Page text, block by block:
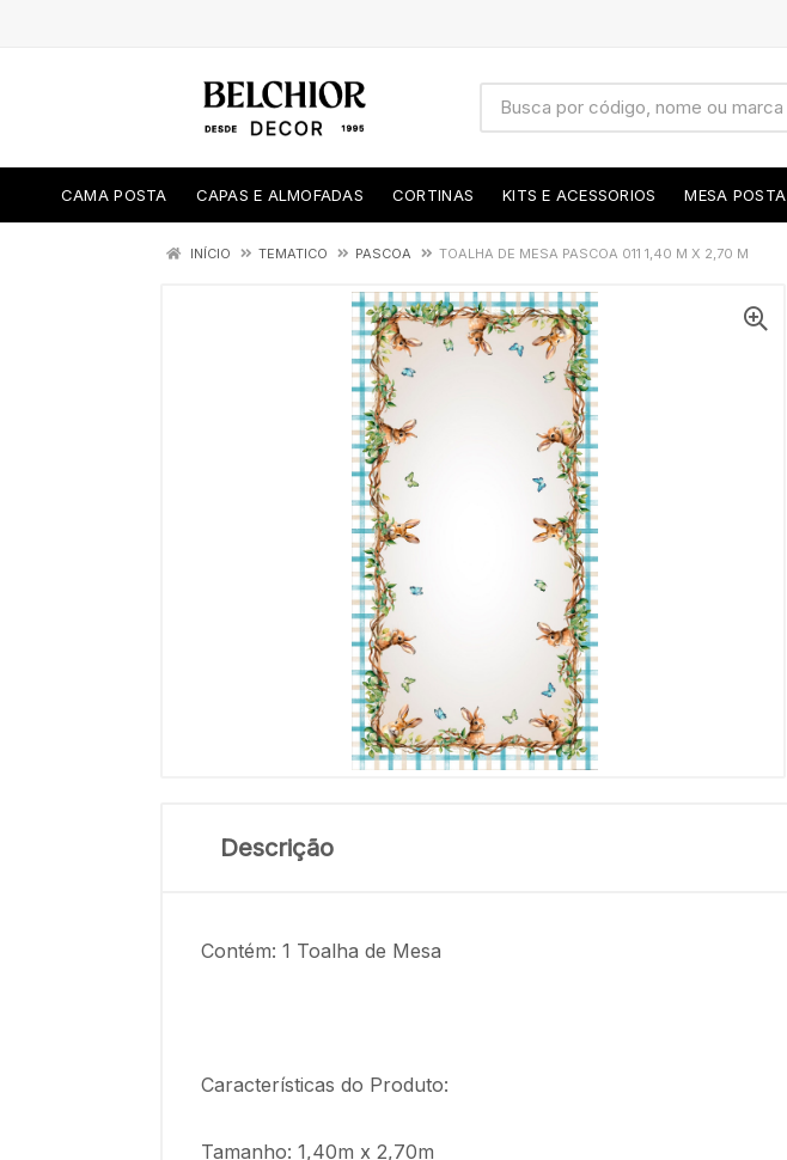
CAMA POSTA CAPAS E ALMOFADAS CORTINAS KITS E ACESSORIOS MESA POSTA
INÍCIO TEMATICO PASCOA TOALHA DE MESA PASCOA 011 1,40 M X 2,70 M
Descrição
Contém: 1 Toalha de Mesa
Características do Produto:
Tamanho: 1,40m x 2,70m